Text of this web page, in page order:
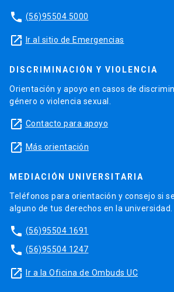
phone (56)95504 5000
launch Ir al sitio de Emergencias
DISCRIMINACIÓN Y VIOLENCIA
Orientación y apoyo en casos de
género o violencia sexual.
launch Contacto para apoyo
launch Más orientación
MEDIACIÓN UNIVERSITARIA
Teléfonos para orientación y consejo si
alguno de tus derechos en la universidad.
phone (56)95504 1691
phone (56)95504 1247
launch Ir a la Oficina de Ombuds UC